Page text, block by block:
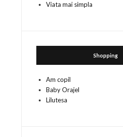
Viata mai simpla
Shopping
Am copil
Baby Orajel
Lilutesa